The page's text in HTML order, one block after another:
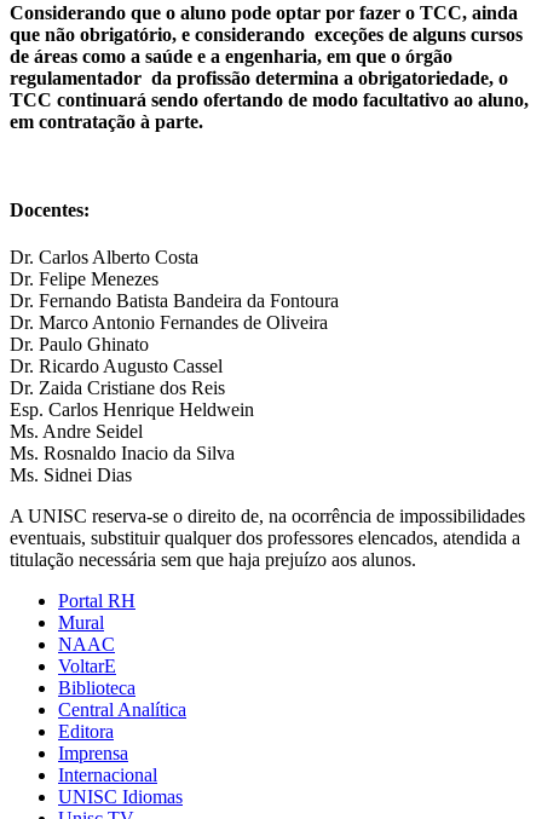
Considerando que o aluno pode optar por fazer o TCC, ainda
que não obrigatório, e considerando exceções de alguns cursos
de áreas como a saúde e a engenharia, em que o órgão
regulamentador da profissão determina a obrigatoriedade, o
TCC continuará sendo ofertando de modo facultativo ao aluno,
em contratação à parte.
Docentes:
Dr. Carlos Alberto Costa
Dr. Felipe Menezes
Dr. Fernando Batista Bandeira da Fontoura
Dr. Marco Antonio Fernandes de Oliveira
Dr. Paulo Ghinato
Dr. Ricardo Augusto Cassel
Dr. Zaida Cristiane dos Reis
Esp. Carlos Henrique Heldwein
Ms. Andre Seidel
Ms. Rosnaldo Inacio da Silva
Ms. Sidnei Dias
A UNISC reserva-se o direito de, na ocorrência de impossibilidades
eventuais, substituir qualquer dos professores elencados, atendida a
titulação necessária sem que haja prejuízo aos alunos.
Portal RH
Mural
NAAC
VoltarE
Biblioteca
Central Analítica
Editora
Imprensa
Internacional
UNISC Idiomas